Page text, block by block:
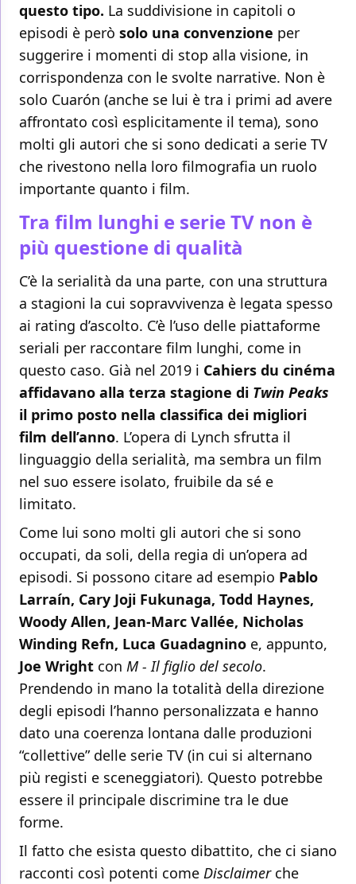
questo tipo. La suddivisione in capitoli o
episodi è però solo una convenzione per
suggerire i momenti di stop alla visione, in
corrispondenza con le svolte narrative. Non è
solo Cuarón (anche se lui è tra i primi ad avere
affrontato così esplicitamente il tema), sono
molti gli autori che si sono dedicati a serie TV
che rivestono nella loro filmografia un ruolo
importante quanto i film.
Tra film lunghi e serie TV non è
più questione di qualità
C’è la serialità da una parte, con una struttura
a stagioni la cui sopravvivenza è legata spesso
ai rating d’ascolto. C’è l’uso delle piattaforme
seriali per raccontare film lunghi, come in
questo caso. Già nel 2019 i Cahiers du cinéma
affidavano alla terza stagione di Twin Peaks
il primo posto nella classifica dei migliori
film dell’anno. L’opera di Lynch sfrutta il
linguaggio della serialità, ma sembra un film
nel suo essere isolato, fruibile da sé e
limitato.
Come lui sono molti gli autori che si sono
occupati, da soli, della regia di un’opera ad
episodi. Si possono citare ad esempio Pablo
Larraín, Cary Joji Fukunaga, Todd Haynes,
Woody Allen, Jean-Marc Vallée, Nicholas
Winding Refn, Luca Guadagnino e, appunto,
Joe Wright con M - Il figlio del secolo.
Prendendo in mano la totalità della direzione
degli episodi l’hanno personalizzata e hanno
dato una coerenza lontana dalle produzioni
“collettive” delle serie TV (in cui si alternano
più registi e sceneggiatori). Questo potrebbe
essere il principale discrimine tra le due
forme.
Il fatto che esista questo dibattito, che ci siano
racconti così potenti come Disclaimerche